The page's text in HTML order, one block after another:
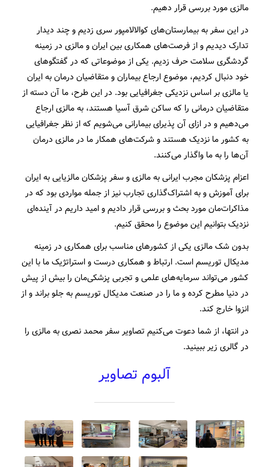
مالزی مورد بررسی قرار دهیم.
در این سفر به بیمارستان‌های کوالالامپور سری زدیم و چند دیدار
تدارک دیدیم و از فرصت‌های همکاری بین ایران و مالزی در زمینه
گردشگری سلامت حرف زدیم. یکی از موضوعاتی که در گفتگوهای
خود دنبال کردیم، موضوع ارجاع بیماران و متقاضیان درمان به ایران
یا مالزی بر اساس نزدیکی جغرافیایی بود. در این طرح، ما آن دسته از
متقاضیان درمانی را که ساکن شرق آسیا هستند، به مالزی ارجاع
می‌دهیم و در ازای آن پذیرای بیمارانی می‌شویم که از نظر جغرافیایی
به کشور ما نزدیک هستند و شرکت‌های همکار ما در مالزی درمان
آن‌ها را به ما واگذار می‌کنند.
اعزام پزشکان مجرب ایرانی به مالزی و سفر پزشکان مالزیایی به ایران
برای آموزش و به اشتراک‌گذاری تجارب نیز از جمله مواردی بود که در
مذاکرات‌مان مورد بحث و بررسی قرار دادیم و امید داریم در آینده‌ای
نزدیک بتوانیم این موضوع را محقق کنیم.
بدون شک مالزی یکی از کشورهای مناسب برای همکاری در زمینه
مدیکال توریسم است. ارتباط و همکاری درست و استراتژیک ما با این
کشور می‌تواند سرمایه‌های علمی و تجربی پزشکی‌مان را بیش از پیش
در دنیا مطرح کرده و ما را در صنعت مدیکال توریسم به جلو براند و از
انزوا خارج کند.
در انتها، از شما دعوت می‌کنیم تصاویر سفر محمد نصری به مالزی را
در گالری زیر ببینید.
آلبوم تصاویر